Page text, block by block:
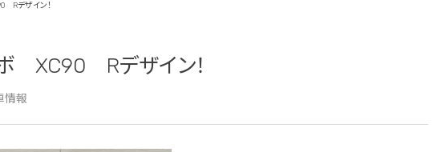
Rデザイン！
XC90 Rデザイン！
情報